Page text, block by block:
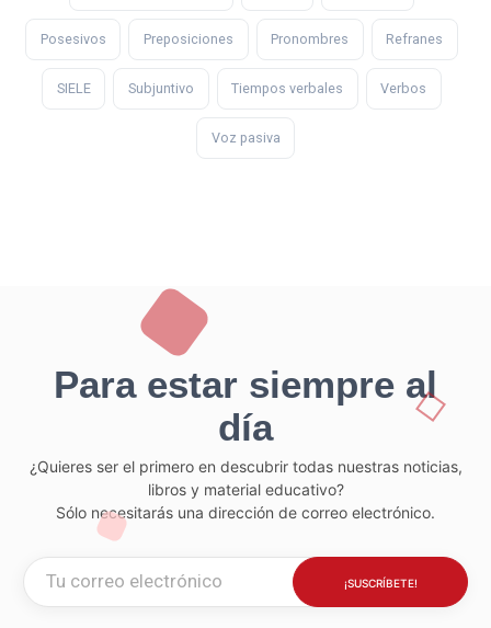
Posesivos Preposiciones Pronombres Refranes
SIELE Subjuntivo Tiempos verbales Verbos
Voz pasiva
Para estar siempre al
día
¿Quieres ser el primero en descubrir todas nuestras noticias,
libros y material educativo?
Sólo necesitarás una dirección de correo electrónico.